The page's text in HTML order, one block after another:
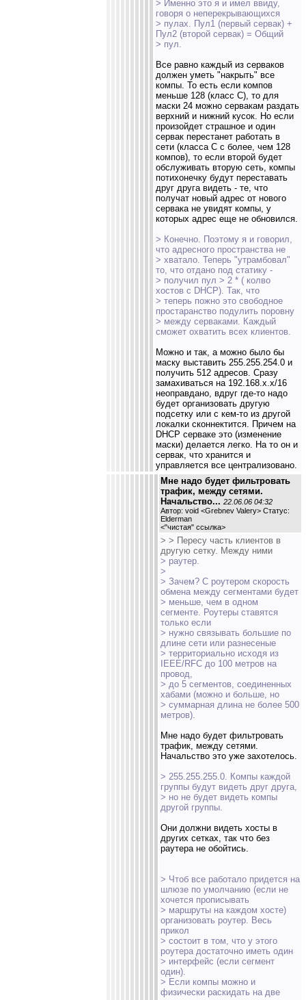
> Именно это я и имел ввиду,
говоря о неперекрывающихся
> пулах. Пул1 (первый сервак) +
Пул2 (второй сервак) = Общий
> пул.
Все равно каждый из серваков
должен уметь "накрыть" все
компы. То есть если компов
меньше 128 (класс С), то для
маски 24 можно сервакам раздать
верхний и нижний кусок. Но если
произойдет страшное и один
сервак перестанет работать в
сети (класса С с более, чем 128
компов), то если второй будет
обслуживать вторую сеть, компы
потихонечку будут переставать
друг друга видеть - те, что
получат новый адрес от нового
сервака не увидят компы, у
которых адрес еще не обновился.
> Конечно. Поэтому я и говорил,
что адресного пространства не
> хватало. Теперь "утрамбовал"
то, что отдано под статику -
> получил пул > 2 * ( колво
хостов с DHCP). Так, что
> теперь пожно это свободное
простаранство подулить поровну
> между серваками. Каждый
сможет охватить всех клиентов.
Можно и так, а можно было бы
маску выставить 255.255.254.0 и
получить 512 адресов. Сразу
замахиваться на 192.168.х.х/16
неоправдано, вдруг где-то надо
будет организовать другую
подсетку или с кем-то из другой
локалки сконнектится. Причем на
DHCP серваке это (изменение
маски) делается легко. На то он и
сервак, что хранится и
управляется все централизовано.
Мне надо будет фильтровать
трафик, между сетями.
Начальство... 22.06.06 04:32
Автор: void <Grebnev Valery> Статус:
Elderman
<"чистая" ссылка>
> > Пересу часть клиентов в
другую сетку. Между ними
> раутер.
>
> Зачем? С роутером скорость
обмена между сегментами будет
> меньше, чем в одном
сегменте. Роутеры ставятся
только если
> нужно связывать большие по
длине сети или разнесеные
> территориально исходя из
IEEE/RFC до 100 метров на
провод,
> до 5 сегментов, соединенных
хабами (можно и больше, но
> суммарная длина не более 500
метров).
Мне надо будет фильтровать
трафик, между сетями.
Начальство это уже захотелось.
> 255.255.255.0. Компы каждой
группы будут видеть друг друга,
> но не будет видеть компы
другой группы.
Они должни видеть хосты в
других сетках, так что без
раутера не обойтись.
> Чтоб все работало придется на
шлюзе по умолчанию (если не
хочется прописывать
> маршруты на каждом хосте)
организовать роутер. Весь
прикол
> состоит в том, что у этого
роутера достаточно иметь один
> интерфейс (если сегмент
один).
> Если компы можно и
физически раскидать на две